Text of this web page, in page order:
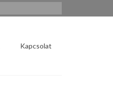
Kapcsolat